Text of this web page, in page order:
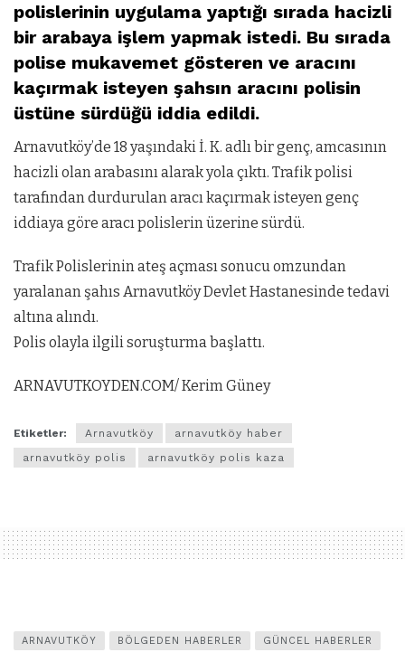
polislerinin uygulama yaptığı sırada hacizli
bir arabaya işlem yapmak istedi. Bu sırada
polise mukavemet gösteren ve aracını
kaçırmak isteyen şahsın aracını polisin
üstüne sürdüğü iddia edildi.
Arnavutköy’de 18 yaşındaki İ. K. adlı bir genç, amcasının
hacizli olan arabasını alarak yola çıktı. Trafik polisi
tarafından durdurulan aracı kaçırmak isteyen genç
iddiaya göre aracı polislerin üzerine sürdü.
Trafik Polislerinin ateş açması sonucu omzundan
yaralanan şahıs Arnavutköy Devlet Hastanesinde tedavi
altına alındı.
Polis olayla ilgili soruşturma başlattı.
ARNAVUTKOYDEN.COM/ Kerim Güney
Etiketler: Arnavutköy
arnavutköy haber
arnavutköy polis
arnavutköy polis kaza
ARNAVUTKÖY BÖLGEDEN HABERLER GÜNCEL HABERLER